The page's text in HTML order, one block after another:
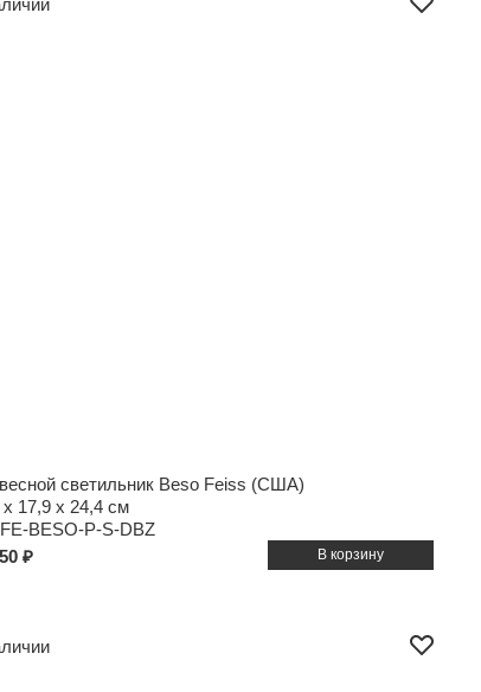
светильник Beso Feiss (США)
x 17,9 x 24,4 см
FE-BESO-P-S-DBZ
₽